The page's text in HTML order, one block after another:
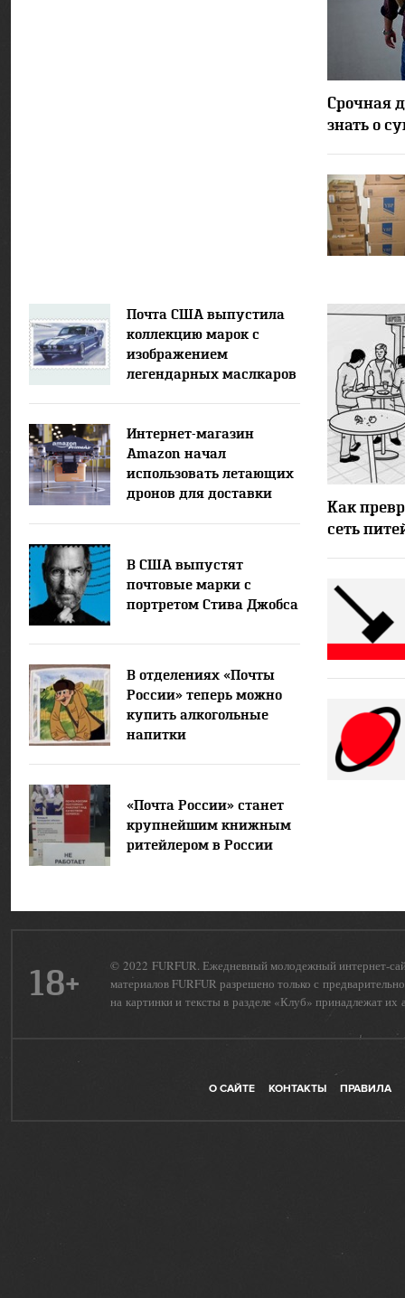
Срочная
знать о
Почта США выпустила
коллекцию марок с
изображением
легендарных маслкаров
Интернет-магазин
Amazon начал
использовать летающих
дронов для доставки
В США выпустят
почтовые марки с
портретом Стива Джобса
В отделениях «Почты
России» теперь можно
купить алкогольные
напитки
«Почта России» станет
крупнейшим книжным
ритейлером в России
Как
сеть
18+
© 2022 FURFUR. Ежедневный молодежный интернет-
материалов FURFUR разрешено только с
на картинки и тексты в разделе «Клуб» принадлежат их
О САЙТЕ КОНТАКТЫ ПРАВИЛА